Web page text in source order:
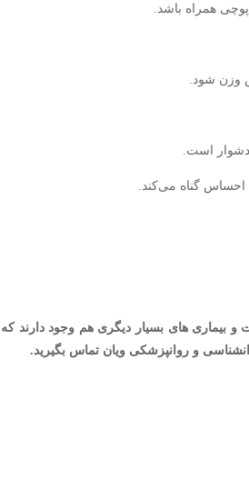
همراه باشد.
وزن شود.
است.
گناه می‌کند.
و بیماری های بسیار دیگری هم وجود دارند که
و روانپزشکی ویان تماس بگیرید.